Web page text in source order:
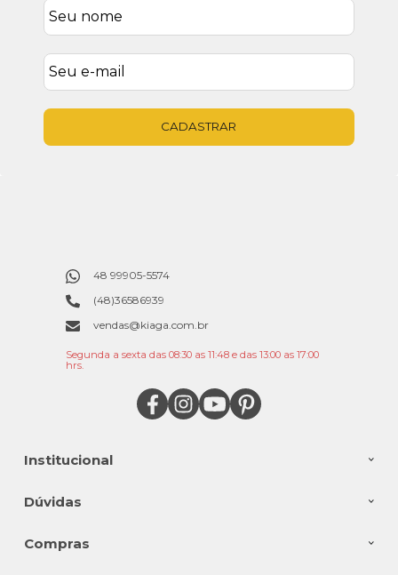
CADASTRAR
Institucional
Dúvidas
Compras
48 99905-5574
(48)36586939
vendas@kiaga.com.br
Segunda a sexta das 08:30 as 11:48 e das 13:00 as 17:00
hrs.